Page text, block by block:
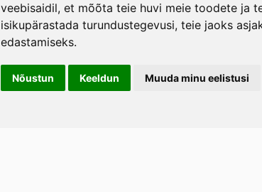
veebisaidil, et mõõta teie huvi meie toodete ja
isikupärastada turundustegevusi, teie jaoks
edastamiseks.
Nõustun Keeldun Muuda minu eelistusi